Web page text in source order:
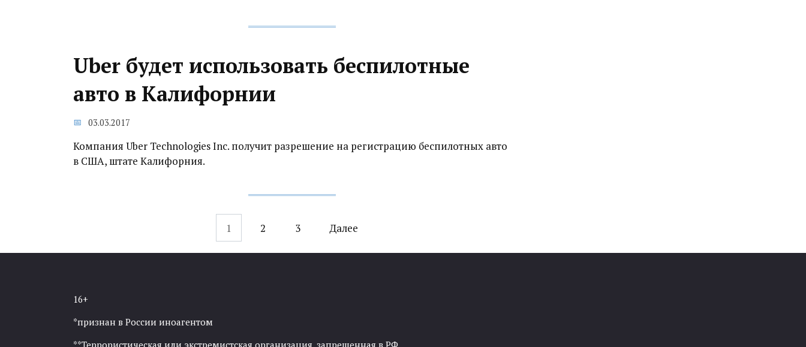
Uber будет использовать беспилотные
авто в Калифорнии
03.03.2017
Компания Uber Technologies Inc. получит разрешение на регистрацию беспилотных авто
в США, штате Калифорния.
записям
1 2 3 Далее
16+
*признан в России иноагентом